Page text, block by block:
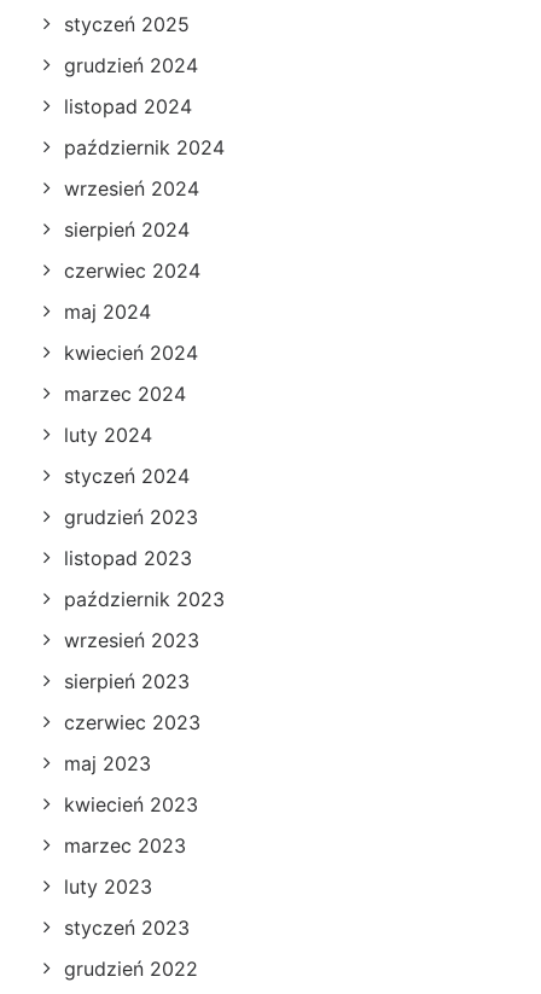
styczeń 2025
grudzień 2024
listopad 2024
październik 2024
wrzesień 2024
sierpień 2024
czerwiec 2024
maj 2024
kwiecień 2024
marzec 2024
luty 2024
styczeń 2024
grudzień 2023
listopad 2023
październik 2023
wrzesień 2023
sierpień 2023
czerwiec 2023
maj 2023
kwiecień 2023
marzec 2023
luty 2023
styczeń 2023
grudzień 2022